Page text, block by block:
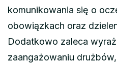
komunikowania się o
obowiązkach oraz
Dodatkowo zaleca
zaangażowaniu